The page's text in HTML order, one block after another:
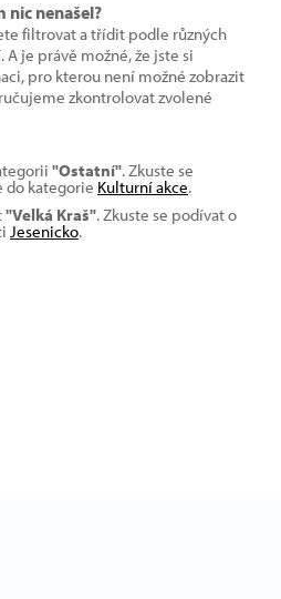
nic nenašel?
filtrovat a třídit podle různých
je právě možné, že jste si
pro kterou není možné zobrazit
zkontrolovat zvolené
"Ostatní". Zkuste se
do kategorie Kulturní akce.
"Velká Kraš". Zkuste se podívat o
Jesenicko.